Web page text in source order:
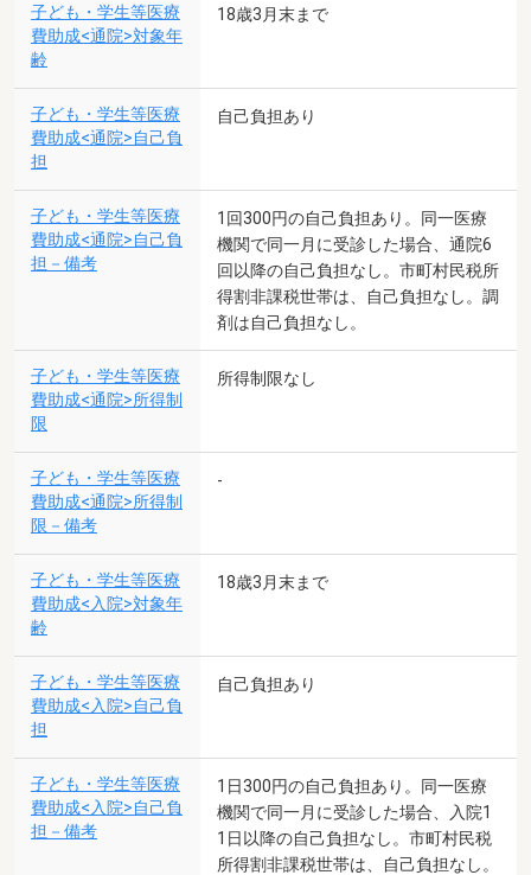
子ども・学生等医療
費助成<通院>対象年
齢
18歳3月末まで
子ども・学生等医療
費助成<通院>自己負
担
自己負担あり
子ども・学生等医療
費助成<通院>自己負
担－備考
1回300円の自己負担あり。同一医療
機関で同一月に受診した場合、通院6
回以降の自己負担なし。市町村民税所
得割非課税世帯は、自己負担なし。調
剤は自己負担なし。
子ども・学生等医療
費助成<通院>所得制
限
所得制限なし
子ども・学生等医療
費助成<通院>所得制
限－備考
-
子ども・学生等医療
費助成<入院>対象年
齢
18歳3月末まで
子ども・学生等医療
費助成<入院>自己負
担
自己負担あり
子ども・学生等医療
費助成<入院>自己負
担－備考
1日300円の自己負担あり。同一医療
機関で同一月に受診した場合、入院1
1日以降の自己負担なし。市町村民税
所得割非課税世帯は、自己負担なし。